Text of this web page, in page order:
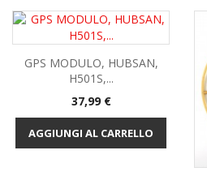
GPS MODULO, HUBSAN,
H501S,...
Prezzo
37,99 €
AGGIUNGI AL CARRELLO